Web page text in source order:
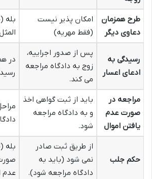
طرح همزمان
دعاوی دیگر
امکان پذیر نیست
(فقط مهریه)
بله
رسیدگی به
ادعای اعسار
پس از صدور اجراییه،
زوج به دادگاه مراجعه
می کند.
در
مراجعه در
صورت عدم
یافتن اموال
باید از ثبت گواهی اخذ
و به دادگاه مراجعه
شود.
حکم جلب
از طریق ثبت صادر
نمی شود (باید به
دادگاه مراجعه شود).
عدم